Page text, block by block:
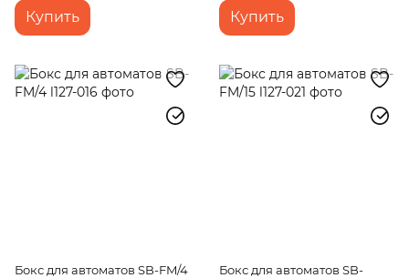
Купить Купить
Бокс для автоматов SB-FM/4
Бокс для автоматов SB-